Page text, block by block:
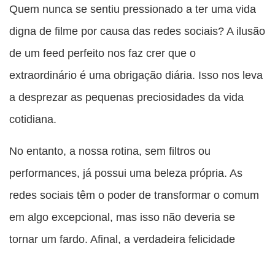
esta
publicação
esta
publicação
esta
publicação
esta
publicação
WhatsApp
esta
publicação
Quem nunca se sentiu pressionado a ter uma vida
digna de filme por causa das redes sociais? A ilusão
de um feed perfeito nos faz crer que o
extraordinário é uma obrigação diária. Isso nos leva
a desprezar as pequenas preciosidades da vida
cotidiana.
No entanto, a nossa rotina, sem filtros ou
performances, já possui uma beleza própria. As
redes sociais têm o poder de transformar o comum
em algo excepcional, mas isso não deveria se
tornar um fardo. Afinal, a verdadeira felicidade